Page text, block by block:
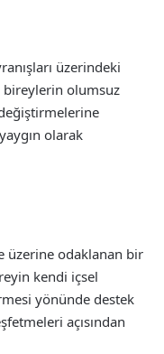
üzerindeki
bireylerin olumsuz
olarak
üzerine odaklanan bir
kendi içsel
yönünde destek
açısından